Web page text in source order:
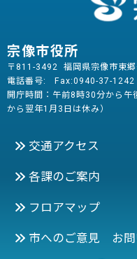
宗像市役所
〒811-3492 福岡県宗像市東
電話番号:
Fax:0940-37-1242
開庁時間：午前8時30分から
から翌年1月3日は休み）
交通アクセス
各課のご案内
フロアマップ
市へのご意見 お問